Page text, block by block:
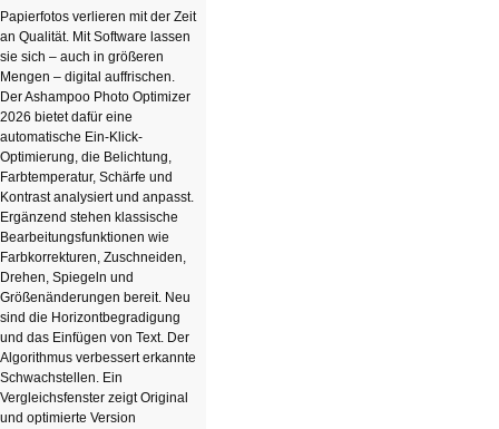
Papierfotos verlieren mit der Zeit
an Qualität. Mit Software lassen
sie sich – auch in größeren
Mengen – digital auffrischen.
Der Ashampoo Photo Optimizer
2026 bietet dafür eine
automatische Ein-Klick-
Optimierung, die Belichtung,
Farbtemperatur, Schärfe und
Kontrast analysiert und anpasst.
Ergänzend stehen klassische
Bearbeitungsfunktionen wie
Farbkorrekturen, Zuschneiden,
Drehen, Spiegeln und
Größenänderungen bereit. Neu
sind die Horizontbegradigung
und das Einfügen von Text. Der
Algorithmus verbessert erkannte
Schwachstellen. Ein
Vergleichsfenster zeigt Original
und optimierte Version